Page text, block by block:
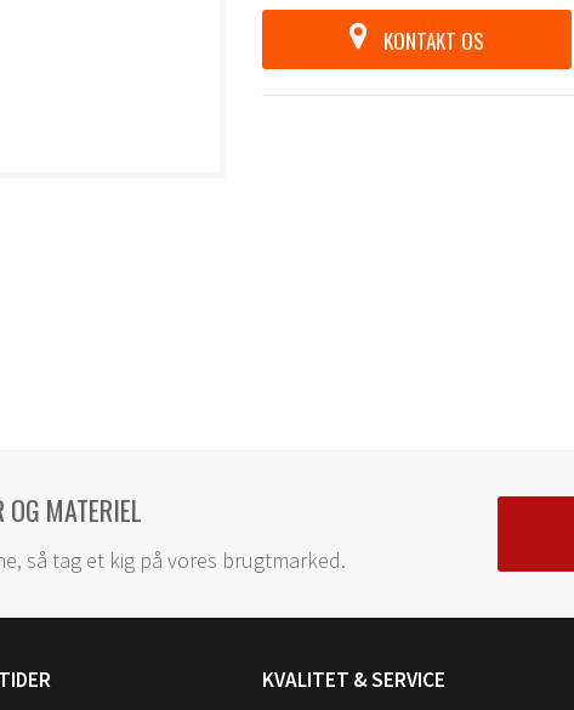
KONTAKT OS
MATERIEL
så tag et kig på vores brugtmarked.
KVALITET & SERVICE